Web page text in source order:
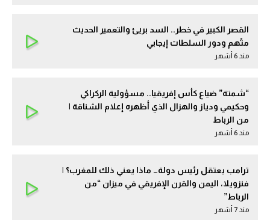
القصر الكبير في خطر.. السد بريئ والتعمير الحديث
متّهم ودور السلطات إيجابي
مند 6 أشهر
“شمتة” ضياع كأس إفريقيا.. مسؤولية الركراكي
وحكيمي ودياز والهزال الذي أظهره إعلام الشناقة |
من الرباط
مند 6 أشهر
ترامب يعتقل رئيس دولة… ماذا يعني ذلك للمغرب؟ |
فنزويلا، اليمن والقرن الإفريقي في ميزان “من
الرباط”
مند 7 أشهر